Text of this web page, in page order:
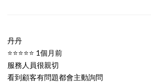
丹丹
⭐⭐⭐⭐⭐ 1個月前
服務人員很親切
看到顧客有問題都會主動詢問